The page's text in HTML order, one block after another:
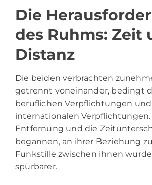
Die
des Ruhms: Zeit
Distanz
Die beiden verbrachten
getrennt voneinander, bedingt
beruflichen Verpflichtungen und
internationalen Verpflichtungen.
Entfernung und die
begannen, an ihrer Beziehung
Funkstille zwischen ihnen
spürbarer.